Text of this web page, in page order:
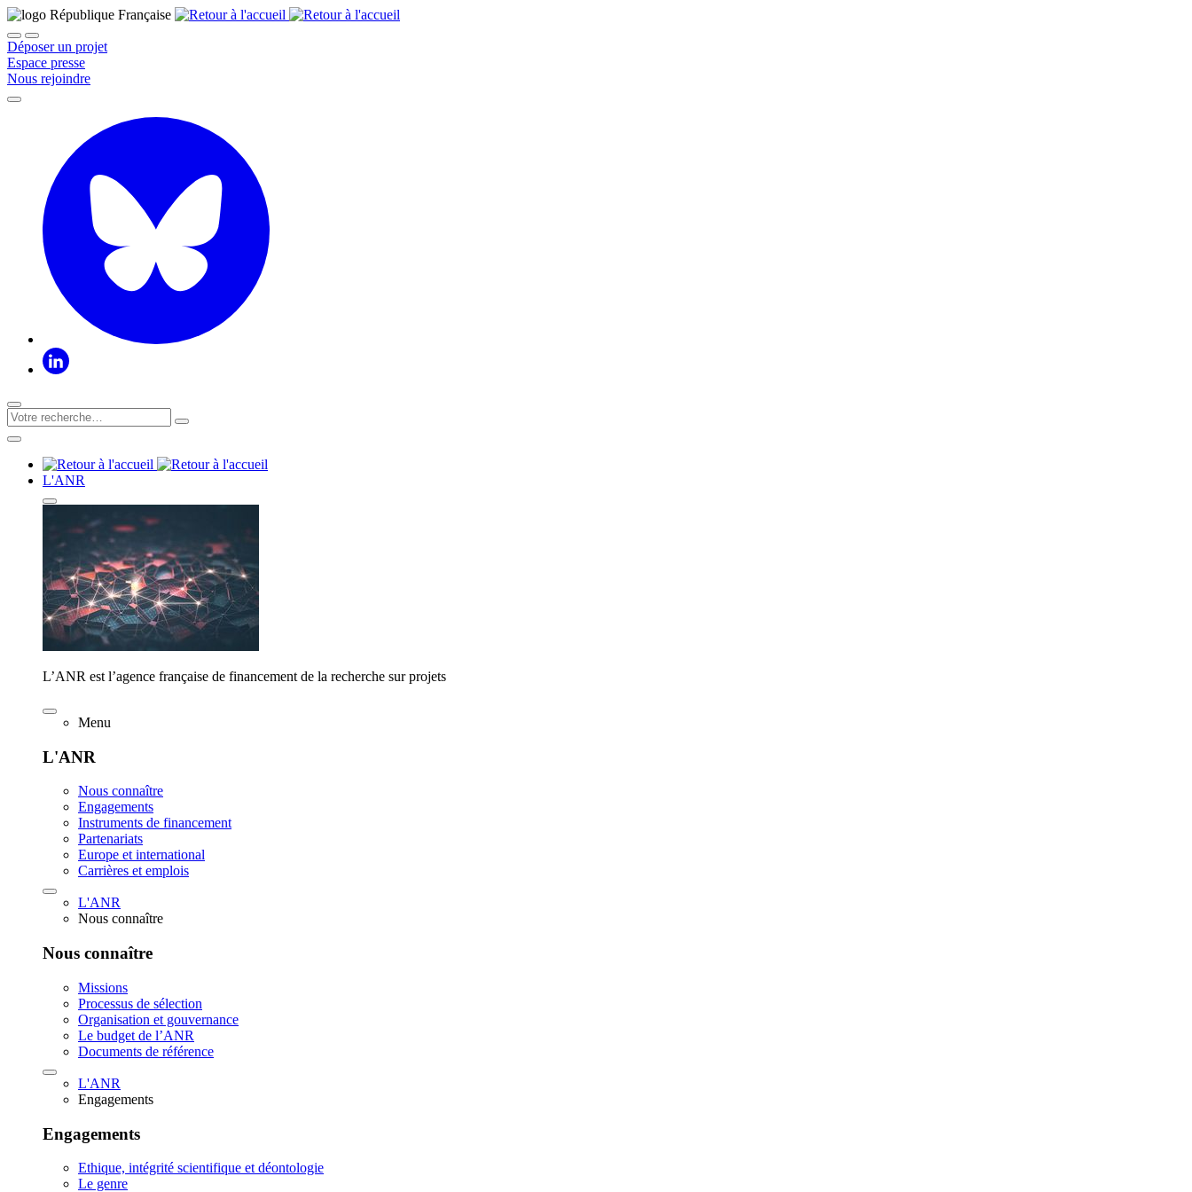
Déposer un projet
Espace presse
Nous rejoindre
L'ANR
L’ANR est l’agence française de financement de la recherche sur projets
Menu
L'ANR
Nous connaître
Engagements
Instruments de financement
Partenariats
Europe et international
Carrières et emplois
L'ANR
Nous connaître
Nous connaître
Missions
Processus de sélection
Organisation et gouvernance
Le budget de l’ANR
Documents de référence
L'ANR
Engagements
Engagements
Ethique, intégrité scientifique et déontologie
Le genre